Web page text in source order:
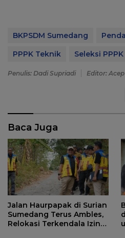
BKPSDM Sumedang
PPPK Teknik
Seleksi PPPK
Penulis: Dadi Supriadi Editor:
Baca Juga
Jalan Haurpapak di Surian
Sumedang Terus Ambles,
Relokasi Terkendala Izin